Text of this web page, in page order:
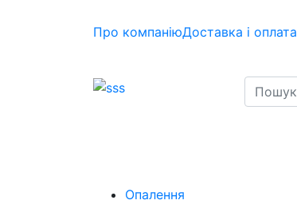
Про компаніюДоставка і оплата
Опалення